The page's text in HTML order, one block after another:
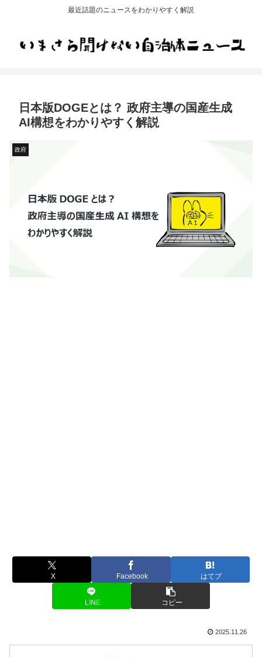
最近話題のニュースをわかりやすく解説
日本版DOGEとは？ 政府主導の国産生成
AI構想をわかりやすく解説
政府
X Facebook はてブ
LINE コピー
2025.11.26